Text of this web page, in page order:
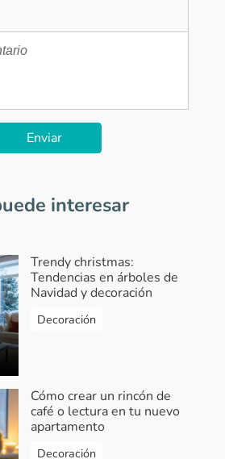
Enviar
interesar
Trendy christmas:
Tendencias en árboles de
Navidad y decoración
Decoración
Cómo crear un rincón de
café o lectura en tu nuevo
apartamento
Decoración